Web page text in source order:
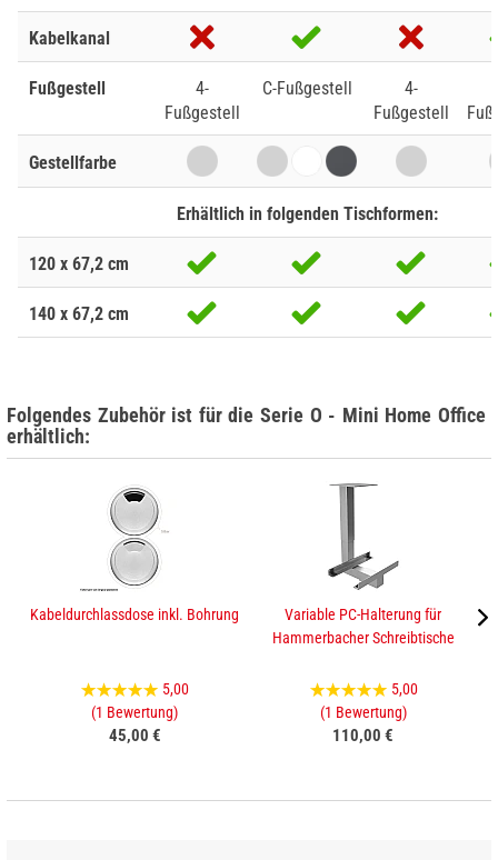
Kabelkanal
Fußgestell
4-
Fußgestell
C-Fußgestell
4-
Fußgestell
Gestellfarbe
Erhältlich in folgenden Tischformen:
120 x 67,2 cm
140 x 67,2 cm
Folgendes Zubehör ist für die Serie O - Mini Home Office
erhältlich:
Kabeldurchlassdose inkl. Bohrung
5,00
(1 Bewertung)
45,00 €
Variable PC-Halterung für
Hammerbacher Schreibtische
5,00
(1 Bewertung)
110,00 €